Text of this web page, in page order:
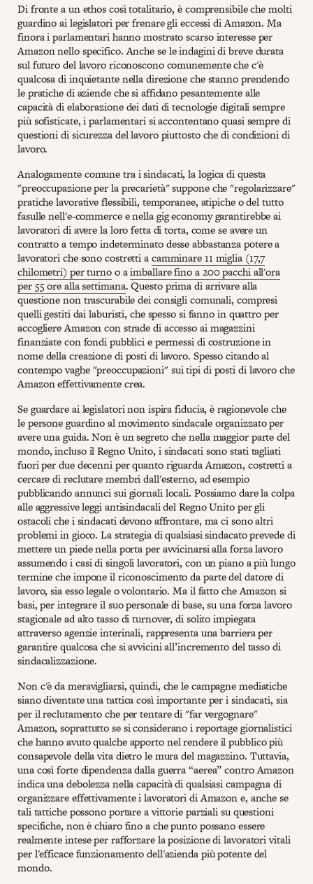
Di fronte a un ethos così totalitario, è comprensibile che molti
guardino ai legislatori per frenare gli eccessi di Amazon. Ma
finora i parlamentari hanno mostrato scarso interesse per
Amazon nello specifico. Anche se le indagini di breve durata
sul futuro del lavoro riconoscono comunemente che c'è
qualcosa di inquietante nella direzione che stanno prendendo
le pratiche di aziende che si affidano pesantemente alle
capacità di elaborazione dei dati di tecnologie digitali sempre
più sofisticate, i parlamentari si accontentano quasi sempre di
questioni di sicurezza del lavoro piuttosto che di condizioni di
lavoro.
Analogamente comune tra i sindacati, la logica di questa
"preoccupazione per la precarietà" suppone che "regolarizzare"
pratiche lavorative flessibili, temporanee, atipiche o del tutto
fasulle nell'e-commerce e nella gig economy garantirebbe ai
lavoratori di avere la loro fetta di torta, come se avere un
contratto a tempo indeterminato desse abbastanza potere a
lavoratori che sono costretti acamminare 11 miglia (17,7
chilometri) per turnoo aimballare fino a 200 pacchi all'ora
per 55 ore alla settimana. Questo prima di arrivare alla
questione non trascurabile dei consigli comunali, compresi
quelli gestiti dai laburisti, che spesso si fanno in quattro per
accogliere Amazon con strade di accesso ai magazzini
finanziate con fondi pubblici e permessi di costruzione in
nome della creazione di posti di lavoro. Spesso citando al
contempo vaghe "preoccupazioni" sui tipi di posti di lavoro che
Amazon effettivamente crea.
Se guardare ai legislatori non ispira fiducia, è ragionevole che
le persone guardino al movimento sindacale organizzato per
avere una guida. Non è un segreto che nella maggior parte del
mondo, incluso il Regno Unito, i sindacati sono stati tagliati
fuori per due decenni per quanto riguarda Amazon, costretti a
cercare di reclutare membri dall'esterno, ad esempio
pubblicando annunci sui giornali locali. Possiamo dare la colpa
alle aggressive leggi antisindacali del Regno Unito per gli
ostacoli che i sindacati devono affrontare, ma ci sono altri
problemi in gioco. La strategia di qualsiasi sindacato prevede di
mettere un piede nella porta per avvicinarsi alla forza lavoro
assumendo i casi di singoli lavoratori, con un piano a più lungo
termine che impone il riconoscimento da parte del datore di
lavoro, sia esso legale o volontario. Ma il fatto che Amazon si
basi, per integrare il suo personale di base, su una forza lavoro
stagionale ad alto tasso di turnover, di solito impiegata
attraverso agenzie interinali, rappresenta una barriera per
garantire qualcosa che si avvicini all’incremento del tasso di
sindacalizzazione.
Non c'è da meravigliarsi, quindi, che le campagne mediatiche
siano diventate una tattica così importante per i sindacati, sia
per il reclutamento che per tentare di "far vergognare"
Amazon, soprattutto se si considerano i reportage giornalistici
che hanno avuto qualche apporto nel rendere il pubblico più
consapevole della vita dietro le mura del magazzino. Tuttavia,
una così forte dipendenza dalla guerra “aerea” contro Amazon
indica una debolezza nella capacità di qualsiasi campagna di
organizzare effettivamente i lavoratori di Amazon e, anche se
tali tattiche possono portare a vittorie parziali su questioni
specifiche, non è chiaro fino a che punto possano essere
realmente intese per rafforzare la posizione di lavoratori vitali
per l'efficace funzionamento dell'azienda più potente del
mondo.